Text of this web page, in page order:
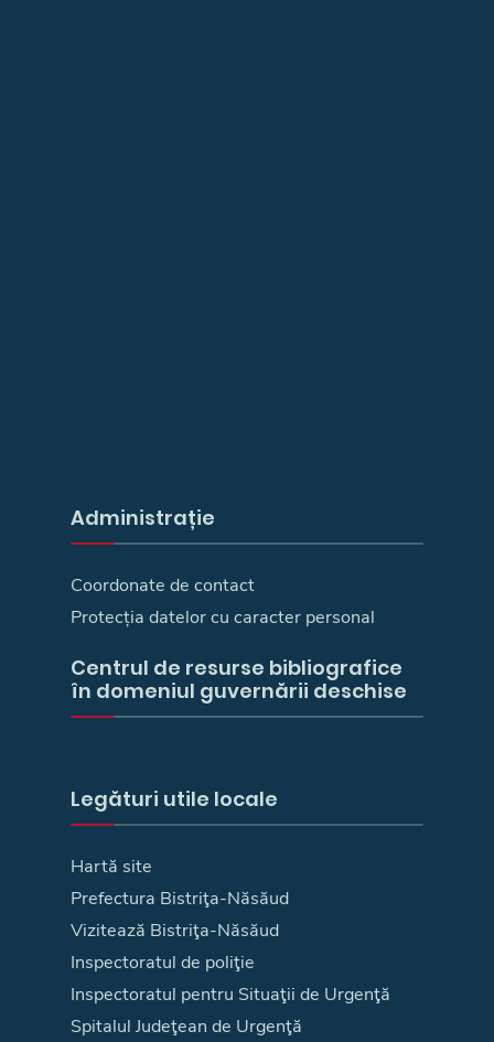
Administrație
Coordonate de contact
Protecția datelor cu caracter personal
Centrul de resurse bibliografice
în domeniul guvernării deschise
Legături utile locale
Hartă site
Prefectura Bistriţa-Năsăud
Vizitează Bistriţa-Năsăud
Inspectoratul de poliţie
Inspectoratul pentru Situaţii de Urgenţă
Spitalul Judeţean de Urgenţă